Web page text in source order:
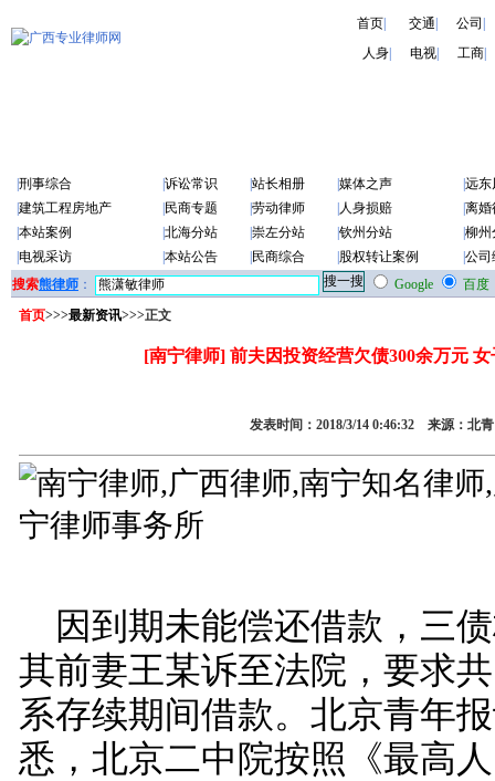
首页| 交通 公司
人身
电视 工商
刑事综合 诉讼常识 站长相册 媒体之声
远东
建筑工程房地产 民商专题 劳动律师 人身损赔
离婚
本站案例 北海分站 崇左分站 钦州分站
柳州
电视采访 本站公告 民商综合 股权转让案例
公司
搜索熊律师 ： Google
百度
首页>>>最新资讯>>>正文
[南宁律师] 前夫因投资经营欠债300余万元
发表时间：2018/3/14 0:46:32 来源：北
因到期未能偿还借款，三
其前妻王某诉至法院，要求
系存续期间借款。北京青年
悉，北京二中院按照《最高